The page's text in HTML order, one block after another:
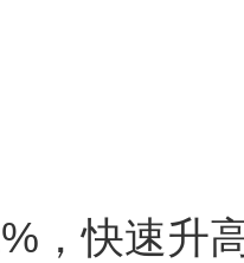
，快速升